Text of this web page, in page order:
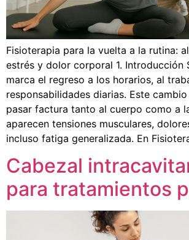
Fisioterapia para la vuelta a la rutina:
estrés y dolor corporal 1. Introducción
marca el regreso a los horarios, al
responsabilidades diarias. Este
pasar factura tanto al cuerpo como a
aparecen tensiones musculares,
incluso fatiga generalizada. En
Cabezal
para tratamientos